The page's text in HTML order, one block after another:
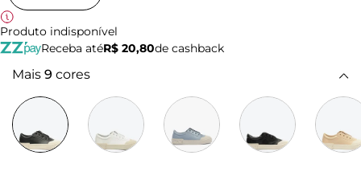
Produto indisponível
Receba atéR$ 20,80de cashback
Mais 9 cores